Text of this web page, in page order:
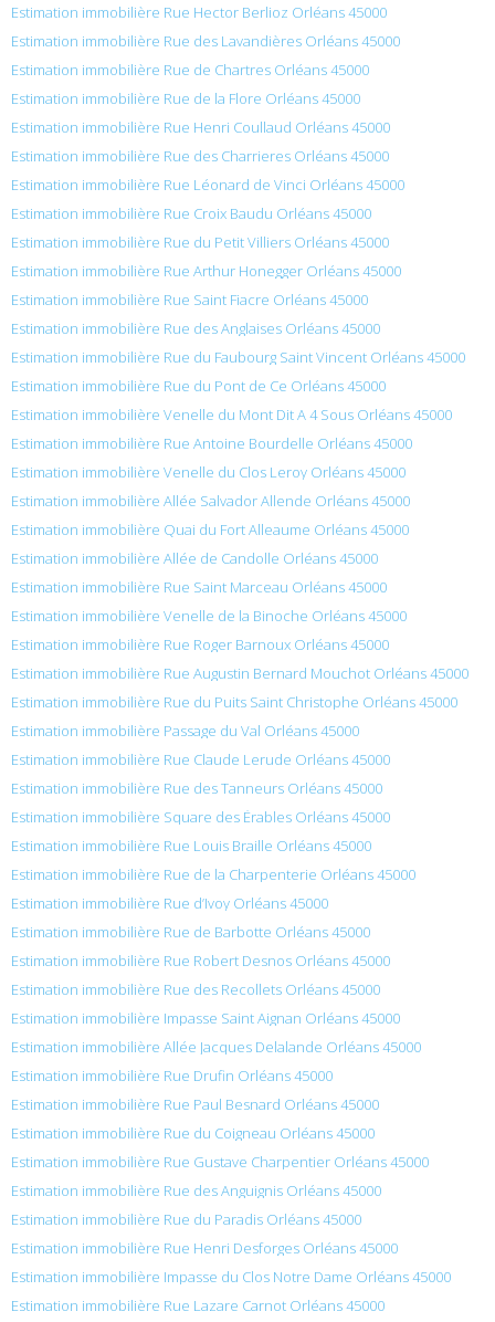
Estimation immobilière Rue Hector Berlioz Orléans 45000
Estimation immobilière Rue des Lavandières Orléans 45000
Estimation immobilière Rue de Chartres Orléans 45000
Estimation immobilière Rue de la Flore Orléans 45000
Estimation immobilière Rue Henri Coullaud Orléans 45000
Estimation immobilière Rue des Charrieres Orléans 45000
Estimation immobilière Rue Léonard de Vinci Orléans 45000
Estimation immobilière Rue Croix Baudu Orléans 45000
Estimation immobilière Rue du Petit Villiers Orléans 45000
Estimation immobilière Rue Arthur Honegger Orléans 45000
Estimation immobilière Rue Saint Fiacre Orléans 45000
Estimation immobilière Rue des Anglaises Orléans 45000
Estimation immobilière Rue du Faubourg Saint Vincent Orléans 45000
Estimation immobilière Rue du Pont de Ce Orléans 45000
Estimation immobilière Venelle du Mont Dit A 4 Sous Orléans 45000
Estimation immobilière Rue Antoine Bourdelle Orléans 45000
Estimation immobilière Venelle du Clos Leroy Orléans 45000
Estimation immobilière Allée Salvador Allende Orléans 45000
Estimation immobilière Quai du Fort Alleaume Orléans 45000
Estimation immobilière Allée de Candolle Orléans 45000
Estimation immobilière Rue Saint Marceau Orléans 45000
Estimation immobilière Venelle de la Binoche Orléans 45000
Estimation immobilière Rue Roger Barnoux Orléans 45000
Estimation immobilière Rue Augustin Bernard Mouchot Orléans 45000
Estimation immobilière Rue du Puits Saint Christophe Orléans 45000
Estimation immobilière Passage du Val Orléans 45000
Estimation immobilière Rue Claude Lerude Orléans 45000
Estimation immobilière Rue des Tanneurs Orléans 45000
Estimation immobilière Square des Érables Orléans 45000
Estimation immobilière Rue Louis Braille Orléans 45000
Estimation immobilière Rue de la Charpenterie Orléans 45000
Estimation immobilière Rue d’Ivoy Orléans 45000
Estimation immobilière Rue de Barbotte Orléans 45000
Estimation immobilière Rue Robert Desnos Orléans 45000
Estimation immobilière Rue des Recollets Orléans 45000
Estimation immobilière Impasse Saint Aignan Orléans 45000
Estimation immobilière Allée Jacques Delalande Orléans 45000
Estimation immobilière Rue Drufin Orléans 45000
Estimation immobilière Rue Paul Besnard Orléans 45000
Estimation immobilière Rue du Coigneau Orléans 45000
Estimation immobilière Rue Gustave Charpentier Orléans 45000
Estimation immobilière Rue des Anguignis Orléans 45000
Estimation immobilière Rue du Paradis Orléans 45000
Estimation immobilière Rue Henri Desforges Orléans 45000
Estimation immobilière Impasse du Clos Notre Dame Orléans 45000
Estimation immobilière Rue Lazare Carnot Orléans 45000